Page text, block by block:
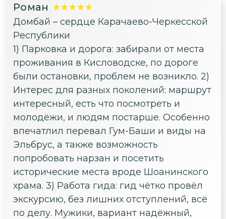
Роман
Домбай – сердце Карачаево-Черкесской
Республики
1) Парковка и дорога: забирали от места
проживания в Кисловодске, по дороге
были остановки, проблем не возникло. 2)
Интерес для разных поколений: маршрут
интересный, есть что посмотреть и
молодёжи, и людям постарше. Особенно
впечатлил перевал Гум-Баши и виды на
Эльбрус, а также возможность
попробовать нарзан и посетить
исторические места вроде Шоанинского
храма. 3) Работа гида: гид чётко провёл
экскурсию, без лишних отступлений, всё
по делу. Мужики, вариант надёжный,